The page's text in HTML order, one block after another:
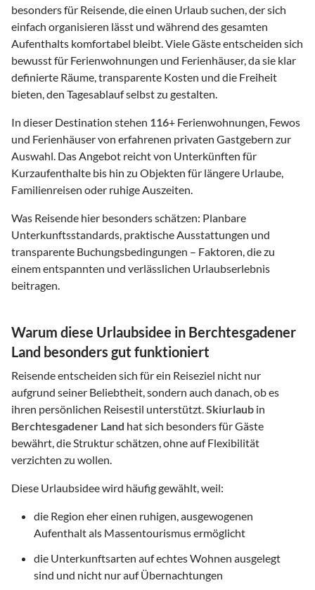
besonders für Reisende, die einen Urlaub suchen, der sich
einfach organisieren lässt und während des gesamten
Aufenthalts komfortabel bleibt. Viele Gäste entscheiden sich
bewusst für Ferienwohnungen und Ferienhäuser, da sie klar
definierte Räume, transparente Kosten und die Freiheit
bieten, den Tagesablauf selbst zu gestalten.
In dieser Destination stehen 116+ Ferienwohnungen, Fewos
und Ferienhäuser von erfahrenen privaten Gastgebern zur
Auswahl. Das Angebot reicht von Unterkünften für
Kurzaufenthalte bis hin zu Objekten für längere Urlaube,
Familienreisen oder ruhige Auszeiten.
Was Reisende hier besonders schätzen: Planbare
Unterkunftsstandards, praktische Ausstattungen und
transparente Buchungsbedingungen – Faktoren, die zu
einem entspannten und verlässlichen Urlaubserlebnis
beitragen.
Warum diese Urlaubsidee in Berchtesgadener
Land besonders gut funktioniert
Reisende entscheiden sich für ein Reiseziel nicht nur
aufgrund seiner Beliebtheit, sondern auch danach, ob es
ihren persönlichen Reisestil unterstützt.Skiurlaub in
Berchtesgadener Land hat sich besonders für Gäste
bewährt, die Struktur schätzen, ohne auf Flexibilität
verzichten zu wollen.
Diese Urlaubsidee wird häufig gewählt, weil:
die Region eher einen ruhigen, ausgewogenen
Aufenthalt als Massentourismus ermöglicht
die Unterkunftsarten auf echtes Wohnen ausgelegt
sind und nicht nur auf Übernachtungen